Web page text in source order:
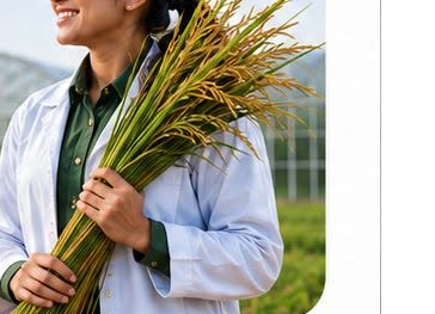
सर्वोच्चमा कांग्रेस
विशेष
महाधिवेशनसम्बन्धी
पुनरावलोकन निवेदन
अध्ययन हुँदै
गोरखामा पहिरो :
पेट्रोल पम्प र घरमा
क्षति, पाँच